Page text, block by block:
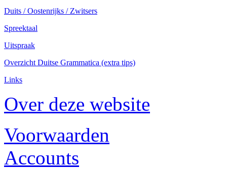
Duits / Oostenrijks / Zwitsers
Spreektaal
Uitspraak
Overzicht Duitse Grammatica (extra tips)
Links
Over deze website
Voorwaarden
Accounts